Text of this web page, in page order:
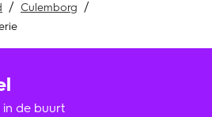
Culemborg
in de buurt